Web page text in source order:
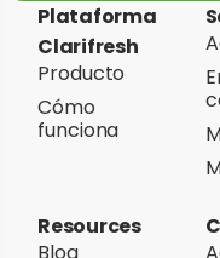
Plataforma
Clarifresh
Producto
Cómo
funciona
Resources
Blog